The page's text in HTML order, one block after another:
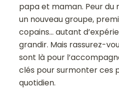
papa et maman. Peur du
un nouveau groupe,
copains… autant
grandir. Mais rassurez-
sont là pour
clés pour surmonter ces
quotidien.